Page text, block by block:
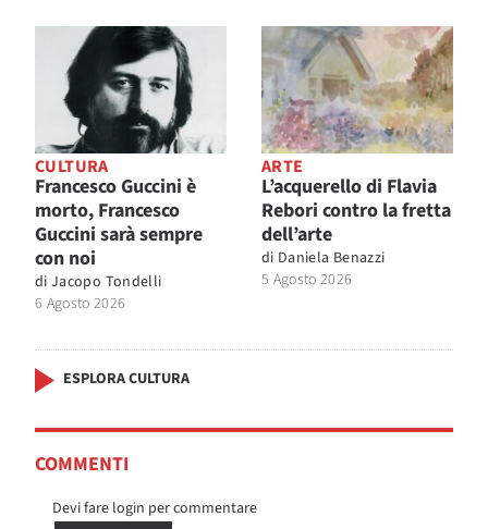
CULTURA
Francesco Guccini è
morto, Francesco
Guccini sarà sempre
con noi
di Jacopo Tondelli
6 Agosto 2026
ARTE
L’acquerello di Flavia
Rebori contro la fretta
dell’arte
di Daniela Benazzi
5 Agosto 2026
ESPLORA CULTURA
COMMENTI
Devi fare login per commentare